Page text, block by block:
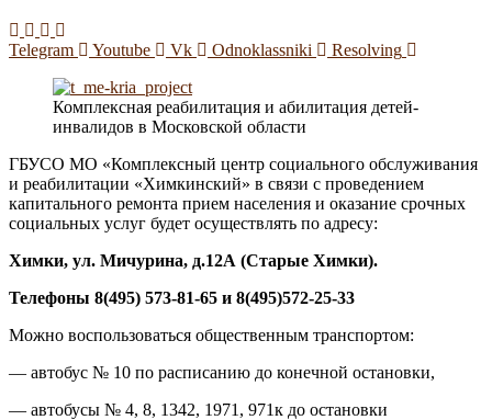
Telegram Youtube Vk Odnoklassniki Resolving
Комплексная реабилитация и абилитация детей-
инвалидов в Московской области
ГБУСО МО «Комплексный центр социального обслуживания
и реабилитации «Химкинский» в связи с проведением
капитального ремонта прием населения и оказание срочных
социальных услуг будет осуществлять по адресу:
Химки, ул. Мичурина, д.12А (Старые Химки).
Телефоны 8(495) 573-81-65 и 8(495)572-25-33
Можно воспользоваться общественным транспортом:
— автобус № 10 по расписанию до конечной остановки,
— автобусы № 4, 8, 1342, 1971, 971к до остановки